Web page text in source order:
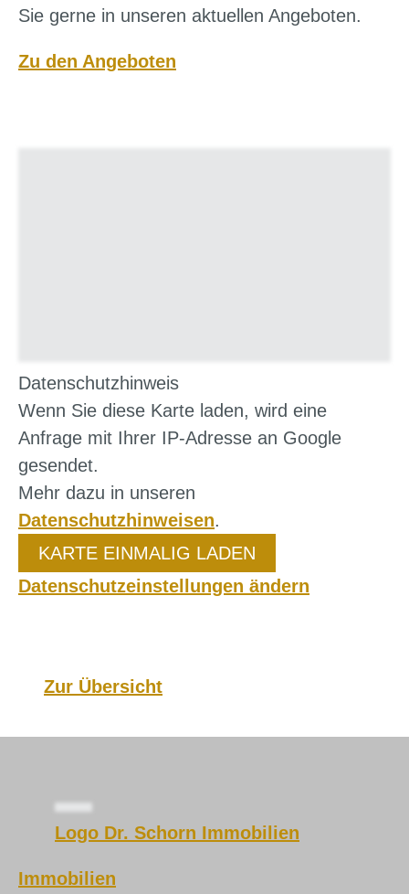
Sie gerne in unseren aktuellen Angeboten.
Zu den Angeboten
Datenschutzhinweis
Wenn Sie diese Karte laden, wird eine
Anfrage mit Ihrer IP-Adresse an Google
gesendet.
Mehr dazu in unseren
Datenschutzhinweisen.
KARTE EINMALIG LADEN
Datenschutzeinstellungen ändern
Zur Übersicht
Logo Dr. Schorn Immobilien
Immobilien